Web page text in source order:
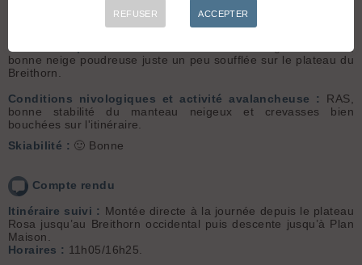
Conditions d'accès/altitude du
Conditions pour le ski :
Avec les chutes de neige de la veille,
bonne neige poudreuse juste un peu soufflée sur le plateau du
Breithorn.
Conditions nivologiques et activité avalancheuse :
RAS,
bonne stabilité du manteau neigeux et crevasses bien
bouchées sur l'itinéraire.
Skiabilité : 🙂 Bonne
Compte rendu
Itinéraire suivi : Montée directe à la journée depuis le plateau
Rosa jusqu’au Breithorn occidental puis descente jusqu’à Plan
Maison.
Horaires : 11h05/16h25.
REFUSER ACCEPTER